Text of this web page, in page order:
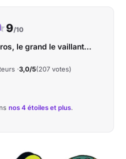
Notre note :
9/10
le grand le vaillant...
·3,0/5(207 votes)
nos 4 étoiles et plus.